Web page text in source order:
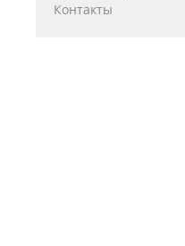
Контакты